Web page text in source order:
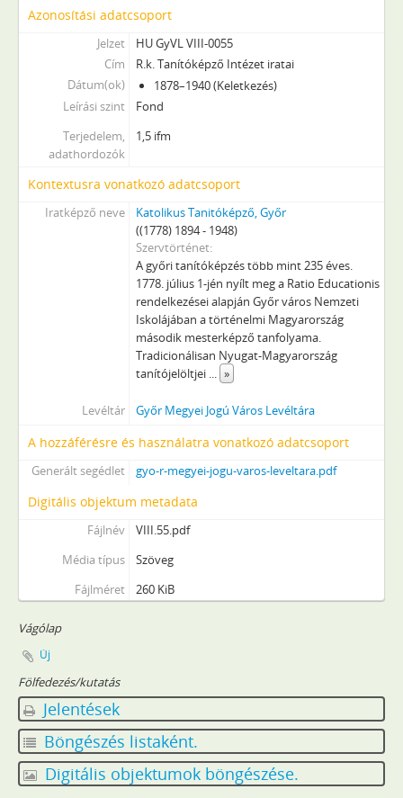
Azonosítási adatcsoport
Jelzet
HU GyVL VIII-0055
Cím
R.k. Tanítóképző Intézet iratai
Dátum(ok)
1878–1940 (Keletkezés)
Leírási szint
Fond
Terjedelem,
adathordozók
1,5 ifm
Kontextusra vonatkozó adatcsoport
Iratképző neve
Katolikus Tanitóképző, Győr
((1778) 1894 - 1948)
Szervtörténet
A győri tanítóképzés több mint 235 éves.
1778. július 1-jén nyílt meg a Ratio Educationis
rendelkezései alapján Győr város Nemzeti
Iskolájában a történelmi Magyarország
második mesterképző tanfolyama.
Tradicionálisan Nyugat-Magyarország
tanítójelöltjei ... »
Levéltár Győr Megyei Jogú Város Levéltára
A hozzáférésre és használatra vonatkozó adatcsoport
Generált segédlet gyo-r-megyei-jogu-varos-leveltara.pdf
Digitális objektum metadata
Fájlnév
VIII.55.pdf
Média típus
Szöveg
Fájlméret
260 KiB
Vágólap
Új
Fölfedezés/kutatás
Jelentések
Böngészés listaként.
Digitális objektumok böngészése.